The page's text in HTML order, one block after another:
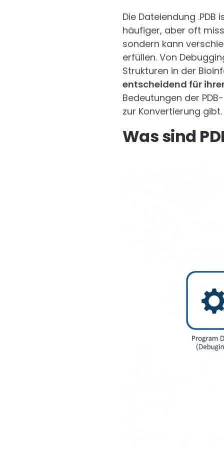
Die Dateiendung
häufiger, aber oft
sondern kann
erfüllen. Von
Strukturen in der
entscheidend für
Bedeutungen der
zur Konvertierung gibt.
Was sind